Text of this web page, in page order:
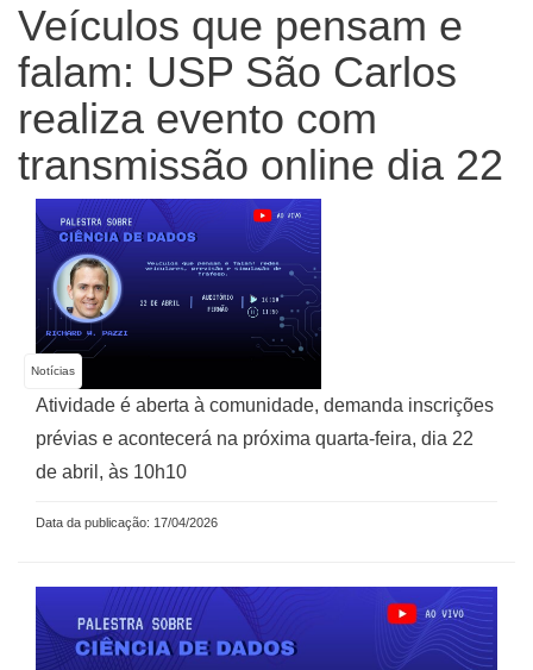
Veículos que pensam e
falam: USP São Carlos
realiza evento com
transmissão online dia 22
Notícias
Atividade é aberta à comunidade, demanda inscrições
prévias e acontecerá na próxima quarta-feira, dia 22
de abril, às 10h10
Data da publicação: 17/04/2026